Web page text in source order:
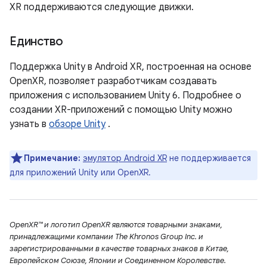
XR поддерживаются следующие движки.
Единство
Поддержка Unity в Android XR, построенная на основе
OpenXR, позволяет разработчикам создавать
приложения с использованием Unity 6. Подробнее о
создании XR-приложений с помощью Unity можно
узнать в обзоре Unity.
Примечание: эмулятор Android XR не поддерживается
для приложений Unity или OpenXR.
OpenXR™ и логотип OpenXR являются товарными знаками,
принадлежащими компании The Khronos Group Inc. и
зарегистрированными в качестве товарных знаков в Китае,
Европейском Союзе, Японии и Соединенном Королевстве.